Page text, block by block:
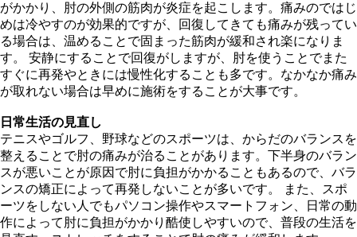
がかかり、肘の外側の筋肉が炎症を起こします。痛みのではじ
めは冷やすのが効果的ですが、回復してきても痛みが残ってい
る場合は、温めることで固まった筋肉が緩和され楽になりま
す。 安静にすることで回復がしますが、肘を使うことでまた
すぐに再発やときには慢性化することも多です。なかなか痛み
が取れない場合は早めに施術をすることが大事です。
日常生活の見直し
テニスやゴルフ、野球などのスポーツは、からだのバランスを
整えることで肘の痛みが治ることがあります。下半身のバラン
スが悪いことが原因で肘に負担がかかることもあるので、バラ
ンスの矯正によって再発しないことが多いです。 また、スポ
ーツをしない人でもパソコン操作やスマートフォン、日常の動
作によって肘に負担がかかり酷使しやすいので、普段の生活を